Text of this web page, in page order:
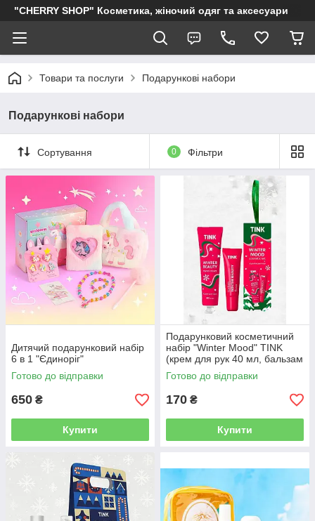
"CHERRY SHOP" Косметика, жіночий одяг та аксесуари
Товари та послуги Подарункові набори
Подарункові набори
Сортування 0 Фільтри
Дитячий подарунковий набір
6 в 1 "Єдиноріг"
Готово до відправки
650 ₴
Купити
Подарунковий косметичний
набір "Winter Mood" TINK
(крем для рук 40 мл, бальзам
для губ 15 мл)
Готово до відправки
170 ₴
Купити